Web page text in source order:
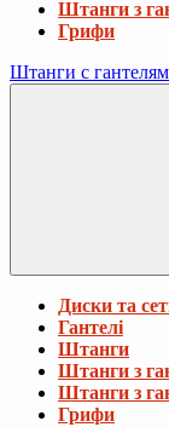
Штанги з
Грифи
Штанги с
Диски та
Гантелі
Штанги
Штанги з
Штанги з
Грифи